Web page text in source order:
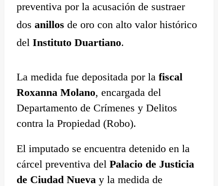
preventiva por la acusación de sustraer
dos anillos de oro con alto valor histórico
del Instituto Duartiano.
La medida fue depositada por la fiscal
Roxanna Molano, encargada del
Departamento de Crímenes y Delitos
contra la Propiedad (Robo).
El imputado se encuentra detenido en la
cárcel preventiva del Palacio de Justicia
de Ciudad Nuevay la medida de